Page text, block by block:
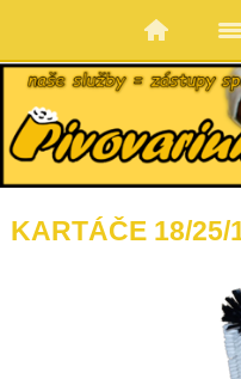
KARTÁČE 18/25/